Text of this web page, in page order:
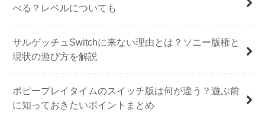
べる？レベルについても
サルゲッチュSwitchに来ない理由とは？ソニー版権と
現状の遊び方を解説
ポピープレイタイムのスイッチ版は何が違う？遊ぶ前
に知っておきたいポイントまとめ